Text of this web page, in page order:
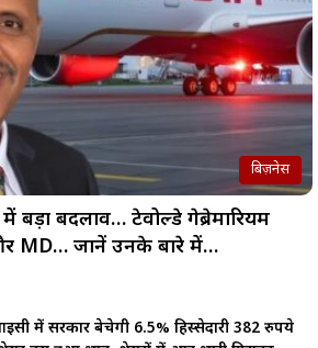
बिज़नेस
में बड़ा बदलाव… टेवोल्डे गेब्रेमारियम
MD… जानें उनके बारे में…
में सरकार बेचेगी 6.5% हिस्सेदारी 382 रुपये